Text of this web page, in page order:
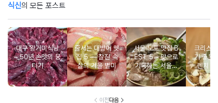
식신의 모든 포스트
대구 왕거미식당
– 50년 손맛의 뭉
티기
줄서는 대방어 맛
집 5 ― 찰진 속
살의 겨울 별미
서울 노포 맛집 B
EST 5 – 맛으로
기록하는 서울의
시간
크리스
기 좋은
렌치
이전다음